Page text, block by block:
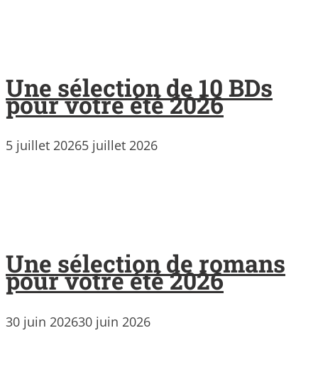
Une sélection de 10 BDs
pour votre été 2026
5 juillet 20265 juillet 2026
Une sélection de romans
pour votre été 2026
30 juin 202630 juin 2026